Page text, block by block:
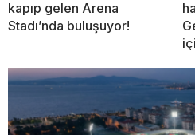
kapıp gelen Arena
Stadı’nda buluşuyor!